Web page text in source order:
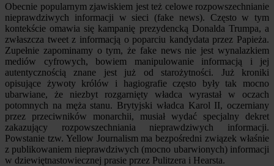
Obecnie popularnym zjawiskiem jest też celowe rozpowszechnianie
nieprawdziwych informacji w sieci (fake news). Często w tym
kontekście omawia się kampanię prezydencką Donalda Trumpa, a
zwłaszcza tweet z informacją o poparciu kandydata przez Papieża.
Zupełnie zapominamy o tym, że fake news nie jest wynalazkiem
mediów cyfrowych, bowiem manipulowanie informacją i jej
autentycznością znane jest już od starożytności. Już kroniki
opisujące żywoty królów i hagiografie często były tak mocno
ubarwiane, że niezbyt rozgarnięty władca wyrastał w oczach
potomnych na męża stanu. Brytyjski władca Karol II, oczerniany
przez przeciwników monarchii, musiał wydać specjalny dekret
zakazujący rozpowszechniania nieprawdziwych informacji.
Powstanie tzw. Yellow Journalism ma bezpośredni związek właśnie
z publikowaniem nieprawdziwych (mocno ubarwionych) informacji
w dziewiętnastowiecznej prasie przez Pulitzera i Hearsta.